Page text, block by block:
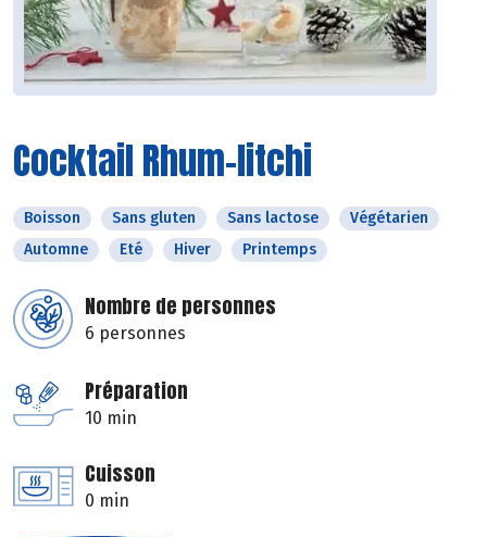
Cocktail Rhum-litchi
Boisson Sans gluten Sans lactose
Végétarien
Automne
Eté Hiver Printemps
Nombre de personnes
6 personnes
Préparation
10 min
Cuisson
0 min